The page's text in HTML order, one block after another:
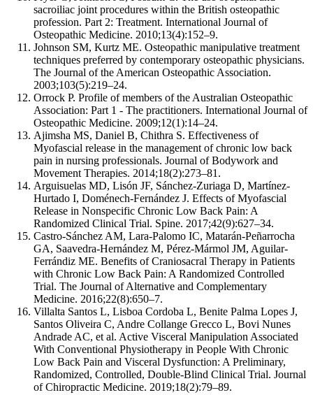
sacroiliac joint procedures within the British osteopathic
profession. Part 2: Treatment. International Journal of
Osteopathic Medicine. 2010;13(4):152–9.
Johnson SM, Kurtz ME. Osteopathic manipulative treatment
techniques preferred by contemporary osteopathic physicians.
The Journal of the American Osteopathic Association.
2003;103(5):219–24.
Orrock P. Profile of members of the Australian Osteopathic
Association: Part 1 - The practitioners. International Journal of
Osteopathic Medicine. 2009;12(1):14–24.
Ajimsha MS, Daniel B, Chithra S. Effectiveness of
Myofascial release in the management of chronic low back
pain in nursing professionals. Journal of Bodywork and
Movement Therapies. 2014;18(2):273–81.
Arguisuelas MD, Lisón JF, Sánchez-Zuriaga D, Martínez-
Hurtado I, Doménech-Fernández J. Effects of Myofascial
Release in Nonspecific Chronic Low Back Pain: A
Randomized Clinical Trial. Spine. 2017;42(9):627–34.
Castro-Sánchez AM, Lara-Palomo IC, Matarán-Peñarrocha
GA, Saavedra-Hernández M, Pérez-Mármol JM, Aguilar-
Ferrándiz ME. Benefits of Craniosacral Therapy in Patients
with Chronic Low Back Pain: A Randomized Controlled
Trial. The Journal of Alternative and Complementary
Medicine. 2016;22(8):650–7.
Villalta Santos L, Lisboa Cordoba L, Benite Palma Lopes J,
Santos Oliveira C, Andre Collange Grecco L, Bovi Nunes
Andrade AC, et al. Active Visceral Manipulation Associated
With Conventional Physiotherapy in People With Chronic
Low Back Pain and Visceral Dysfunction: A Preliminary,
Randomized, Controlled, Double-Blind Clinical Trial. Journal
of Chiropractic Medicine. 2019;18(2):79–89.